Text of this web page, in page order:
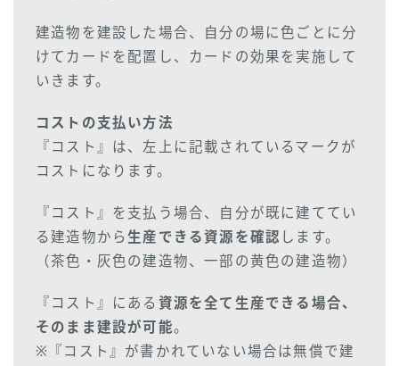
建造物を建設した場合、自分の場に色ごとに分
けてカードを配置し、カードの効果を実施して
いきます。
コストの支払い方法
『コスト』は、左上に記載されているマークが
コストになります。
『コスト』を支払う場合、自分が既に建ててい
る建造物から生産できる資源を確認 します。
（茶色・灰色の建造物、一部の黄色の建造物）
『コスト』にある 資源を全て生産できる場合、
そのまま建設が可能。
※『コスト』が書かれていない場合は無償で建